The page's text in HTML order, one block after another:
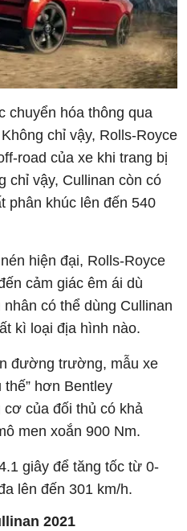
chuyển hóa thông qua
chỉ vậy, Rolls-Royce
road của xe khi trang bị
chỉ vậy, Cullinan còn có
phân khúc lên đến 540
hiện đại, Rolls-Royce
cảm giác êm ái dù
có thể dùng Cullinan
kì loại địa hình nào.
đường trường, mẫu xe
thế” hơn Bentley
của đối thủ có khả
men xoắn 900 Nm.
giây để tăng tốc từ 0-
lên đến 301 km/h.
2021